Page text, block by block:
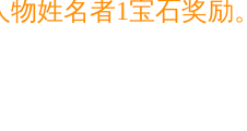
姓名者1宝石奖励。